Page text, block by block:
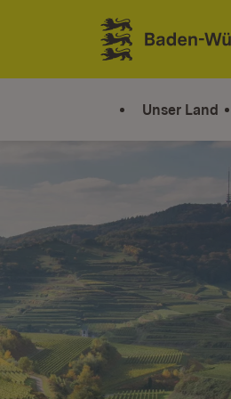
Zum Inhalt springen
Link zur Startseite
Unser Land